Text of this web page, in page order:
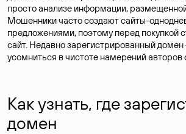
просто анализе информации,
Мошенники часто создают сайты-
предложениями, поэтому перед покупкой
сайт. Недавно зарегистрированный
усомниться в чистоте намерений
Как узнать, где
домен